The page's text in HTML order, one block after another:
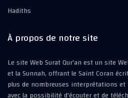
Hadiths
À propos de notre site
Le site Web Surat Qur'an est un site
et la Sunnah, offrant le Saint Coran
plus de nombreuses interprétations
avec la possibilité d'écouter et de